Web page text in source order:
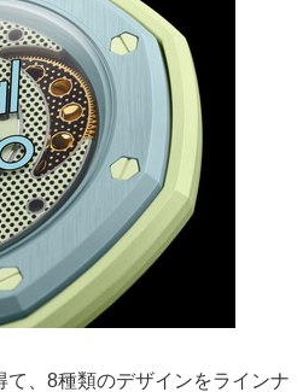
、8種類のデザインをラインナ